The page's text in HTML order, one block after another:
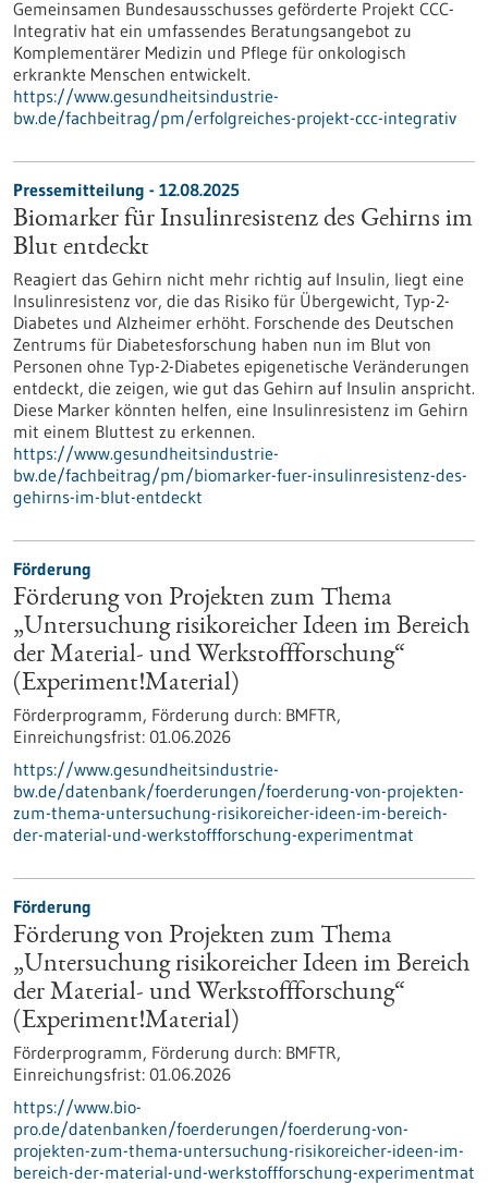
Gemeinsamen Bundesausschusses geförderte Projekt CCC-
Integrativ hat ein umfassendes Beratungsangebot zu
Komplementärer Medizin und Pflege für onkologisch
erkrankte Menschen entwickelt.
https://www.gesundheitsindustrie-
bw.de/fachbeitrag/pm/erfolgreiches-projekt-ccc-integrativ
Pressemitteilung - 12.08.2025
Biomarker für Insulinresistenz des Gehirns im
Blut entdeckt
Reagiert das Gehirn nicht mehr richtig auf Insulin, liegt eine
Insulinresistenz vor, die das Risiko für Übergewicht, Typ-2-
Diabetes und Alzheimer erhöht. Forschende des Deutschen
Zentrums für Diabetesforschung haben nun im Blut von
Personen ohne Typ-2-Diabetes epigenetische Veränderungen
entdeckt, die zeigen, wie gut das Gehirn auf Insulin anspricht.
Diese Marker könnten helfen, eine Insulinresistenz im Gehirn
mit einem Bluttest zu erkennen.
https://www.gesundheitsindustrie-
bw.de/fachbeitrag/pm/biomarker-fuer-insulinresistenz-des-
gehirns-im-blut-entdeckt
Förderung
Förderung von Projekten zum Thema
„Untersuchung risikoreicher Ideen im Bereich
der Material- und Werkstoffforschung“
(Experiment!Material)
Förderprogramm, Förderung durch: BMFTR,
Einreichungsfrist: 01.06.2026
https://www.gesundheitsindustrie-
bw.de/datenbank/foerderungen/foerderung-von-projekten-
zum-thema-untersuchung-risikoreicher-ideen-im-bereich-
der-material-und-werkstoffforschung-experimentmat
Förderung
Förderung von Projekten zum Thema
„Untersuchung risikoreicher Ideen im Bereich
der Material- und Werkstoffforschung“
(Experiment!Material)
Förderprogramm, Förderung durch: BMFTR,
Einreichungsfrist: 01.06.2026
https://www.bio-
pro.de/datenbanken/foerderungen/foerderung-von-
projekten-zum-thema-untersuchung-risikoreicher-ideen-im-
bereich-der-material-und-werkstoffforschung-experimentmat